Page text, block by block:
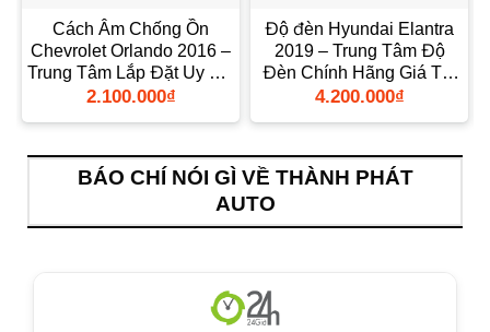
Cách Âm Chống Ồn
Chevrolet Orlando 2016 –
Trung Tâm Lắp Đặt Uy Tín
TPHCM
2.100.000₫
Độ đèn Hyundai Elantra
2019 – Trung Tâm Độ
Đèn Chính Hãng Giá Tốt
TPHCM
4.200.000₫
BÁO CHÍ NÓI GÌ VỀ THÀNH PHÁT
AUTO